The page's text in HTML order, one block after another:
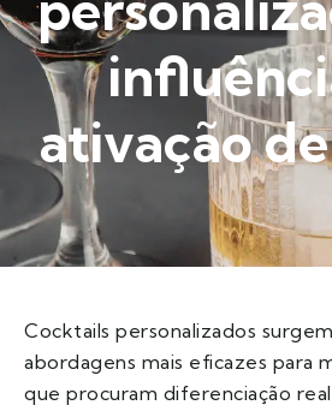
ativação
Cocktails personalizados
abordagens mais eficazes para
que procuram diferenciação